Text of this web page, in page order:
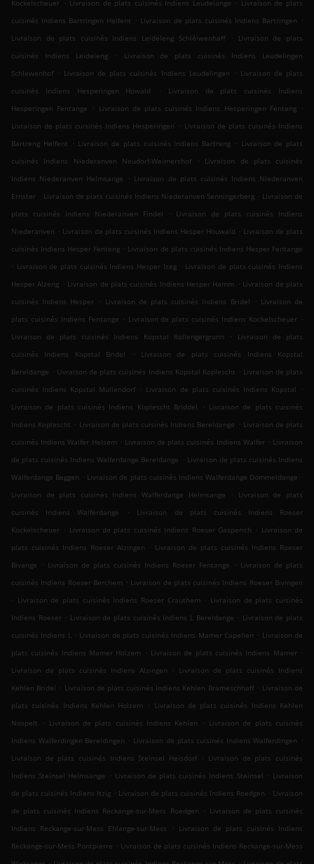
Kockelscheuer
Livraison de plats cuisinés Indiens Leudelange
Livraison de plats
cuisinés Indiens Bartringen Helfent . Livraison de plats cuisinés Indiens Bartringen .
Livraison de plats cuisinés Indiens Leideleng Schléiwenhaff
.
Livraison de plats
cuisinés Indiens Leideleng
.
Livraison de plats cuisinés Indiens Leudelingen
Schlewenhof . Livraison de plats cuisinés Indiens Leudelingen . Livraison de plats
cuisinés Indiens Hesperingen Howald
.
Livraison de plats cuisinés Indiens
Hesperingen Fentange
. Livraison de plats cuisinés Indiens Hesperingen Fenteng .
Livraison de plats cuisinés Indiens Hesperingen
. Livraison de plats cuisinés Indiens
Bartreng Helfent
. Livraison de plats cuisinés Indiens Bartreng . Livraison de plats
cuisinés Indiens Niederanven Neudorf-Weimershof
.
Livraison de plats cuisinés
Indiens Niederanven Helmsange
. Livraison de plats cuisinés Indiens Niederanven
Ernster . Livraison de plats cuisinés Indiens Niederanven Senningerberg . Livraison de
plats cuisinés Indiens Niederanven Findel
. Livraison de plats cuisinés Indiens
Niederanven . Livraison de plats cuisinés Indiens Hesper Houwald . Livraison de plats
cuisinés Indiens Hesper Fenteng . Livraison de plats cuisinés Indiens Hesper Fentange
. Livraison de plats cuisinés Indiens Hesper Izeg . Livraison de plats cuisinés Indiens
Hesper Alzeng . Livraison de plats cuisinés Indiens Hesper Hamm . Livraison de plats
cuisinés Indiens Hesper
. Livraison de plats cuisinés Indiens Bridel . Livraison de
plats cuisinés Indiens Fentange . Livraison de plats cuisinés Indiens Kockelscheuer .
Livraison de plats cuisinés Indiens Kopstal Rollengergronn
.
Livraison de plats
cuisinés Indiens Kopstal Bridel
.
Livraison de plats cuisinés Indiens Kopstal
Bereldange . Livraison de plats cuisinés Indiens Kopstal Koplescht . Livraison de plats
cuisinés Indiens Kopstal Mullendorf . Livraison de plats cuisinés Indiens Kopstal
.
Livraison de plats cuisinés Indiens Koplescht Briddel
. Livraison de plats cuisinés
Indiens Koplescht . Livraison de plats cuisinés Indiens Bereldange . Livraison de plats
cuisinés Indiens Walfer Helsem . Livraison de plats cuisinés Indiens Walfer . Livraison
de plats cuisinés Indiens Walferdange Bereldange . Livraison de plats cuisinés Indiens
Walferdange Beggen . Livraison de plats cuisinés Indiens Walferdange Dommeldange .
Livraison de plats cuisinés Indiens Walferdange Helmsange
.
Livraison de plats
cuisinés Indiens Walferdange
.
Livraison de plats cuisinés Indiens Roeser
Kockelscheuer . Livraison de plats cuisinés Indiens Roeser Gasperich . Livraison de
plats cuisinés Indiens Roeser Alzingen
. Livraison de plats cuisinés Indiens Roeser
Bivange
. Livraison de plats cuisinés Indiens Roeser Fentange . Livraison de plats
cuisinés Indiens Roeser Berchem . Livraison de plats cuisinés Indiens Roeser Bivingen
. Livraison de plats cuisinés Indiens Roeser Crauthem . Livraison de plats cuisinés
Indiens Roeser . Livraison de plats cuisinés Indiens L Bereldange . Livraison de plats
cuisinés Indiens L . Livraison de plats cuisinés Indiens Mamer Capellen . Livraison de
plats cuisinés Indiens Mamer Holzem
. Livraison de plats cuisinés Indiens Mamer .
Livraison de plats cuisinés Indiens Alzingen
. Livraison de plats cuisinés Indiens
Kehlen Bridel . Livraison de plats cuisinés Indiens Kehlen Brameschhaff . Livraison de
plats cuisinés Indiens Kehlen Holzem
. Livraison de plats cuisinés Indiens Kehlen
Nospelt
. Livraison de plats cuisinés Indiens Kehlen . Livraison de plats cuisinés
Indiens Walferdingen Bereldingen . Livraison de plats cuisinés Indiens Walferdingen .
Livraison de plats cuisinés Indiens Steinsel Heisdorf . Livraison de plats cuisinés
Indiens Steinsel Helmsange
. Livraison de plats cuisinés Indiens Steinsel . Livraison
de plats cuisinés Indiens Itzig . Livraison de plats cuisinés Indiens Roedgen . Livraison
de plats cuisinés Indiens Reckange-sur-Mess Roedgen
. Livraison de plats cuisinés
Indiens Reckange-sur-Mess Ehlange-sur-Mess
. Livraison de plats cuisinés Indiens
Reckange-sur-Mess Pontpierre . Livraison de plats cuisinés Indiens Reckange-sur-Mess
. .